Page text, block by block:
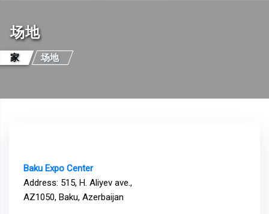
场地
家 场地
Baku Expo Center
Address: 515, H. Aliyev ave.,
AZ1050, Baku, Azerbaijan